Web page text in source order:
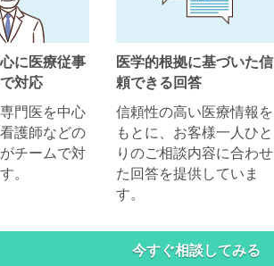
に医療従事
対応
門医を中心
護師などの
チームで対
。
医学的根拠に基づいた信
頼できる回答
信頼性の高い医療情報を
もとに、お客様一人ひと
りのご相談内容に合わせ
た回答を提供していま
す。
今すぐ相談してみる